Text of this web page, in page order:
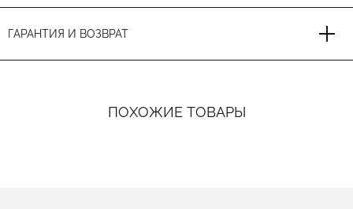
ГАРАНТИЯ И ВОЗВРАТ
ПОХОЖИЕ ТОВАРЫ